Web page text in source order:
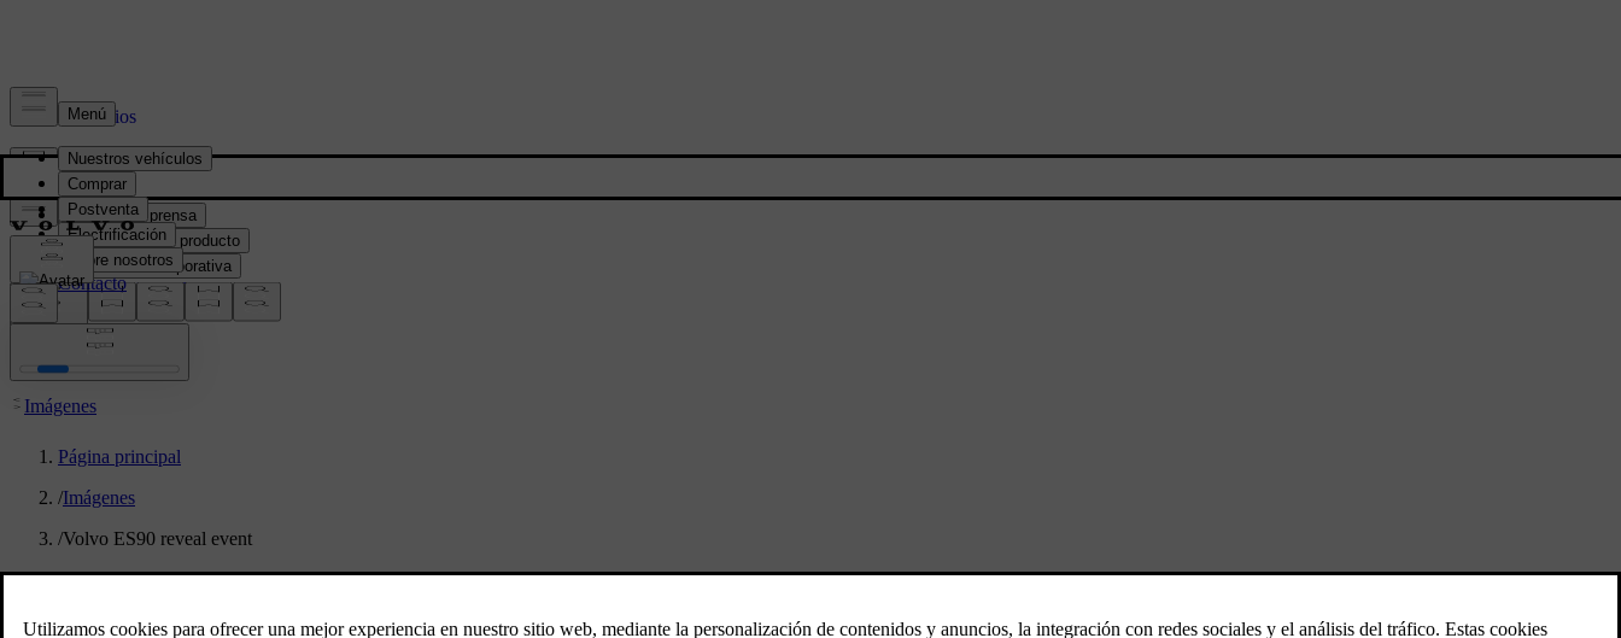
Prensa y Medios
Material de prensa
Información del producto
Información corporativa
Contacto de medios
location:
Imágenes
Página principal
/Imágenes
/Volvo ES90 reveal event